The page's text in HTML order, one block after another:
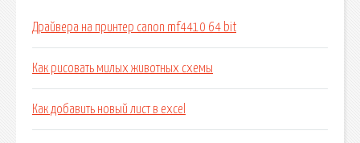
Драйвера на принтер canon mf4410 64 bit
Как рисовать милых животных схемы
Как добавить новый лист в excel